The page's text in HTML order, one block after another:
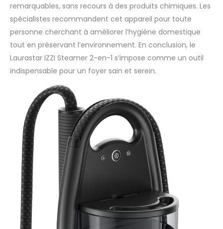
remarquables, sans recours à des produits chimiques. Les
spécialistes recommandent cet appareil pour toute
personne cherchant à améliorer l’hygiène domestique
tout en préservant l’environnement. En conclusion, le
Laurastar IZZI Steamer 2-en-1 s’impose comme un outil
indispensable pour un foyer sain et serein.